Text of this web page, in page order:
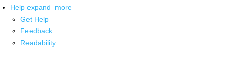
Help expand_more
Get Help
Feedback
Readability